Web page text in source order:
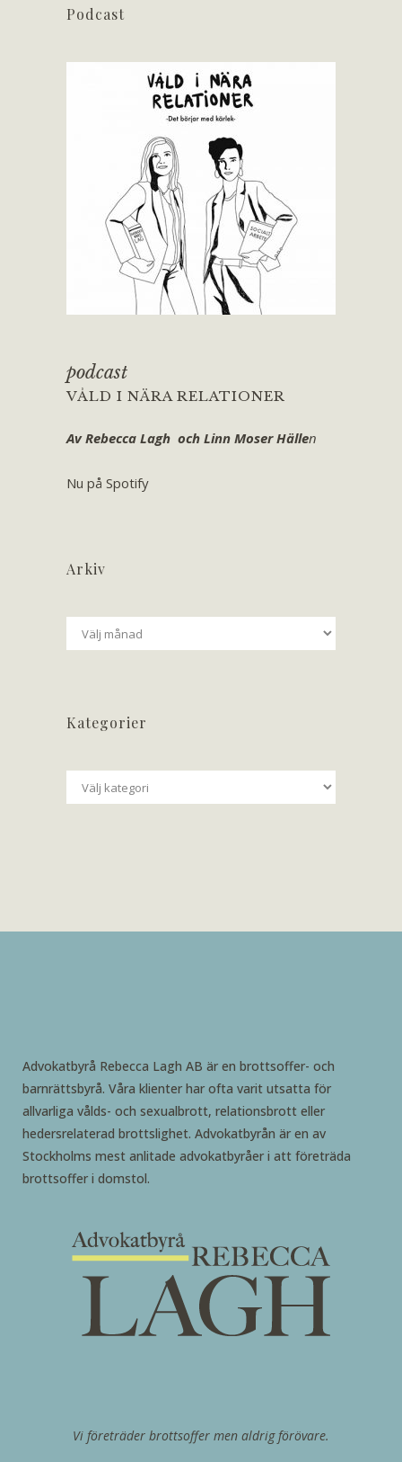
Podcast
podcast
VÅLD I NÄRA RELATIONER
Av Rebecca Lagh och Linn Moser Hällen
Nu på Spotify
Arkiv
Arkiv
Kategorier
Kategorier
Advokatbyrå Rebecca Lagh AB är en brottsoffer- och
barnrättsbyrå. Våra klienter har ofta varit utsatta för
allvarliga vålds- och sexualbrott, relationsbrott eller
hedersrelaterad brottslighet. Advokatbyrån är en av
Stockholms mest anlitade advokatbyråer i att företräda
brottsoffer i domstol.
Vi företräder brottsoffer men aldrig förövare.